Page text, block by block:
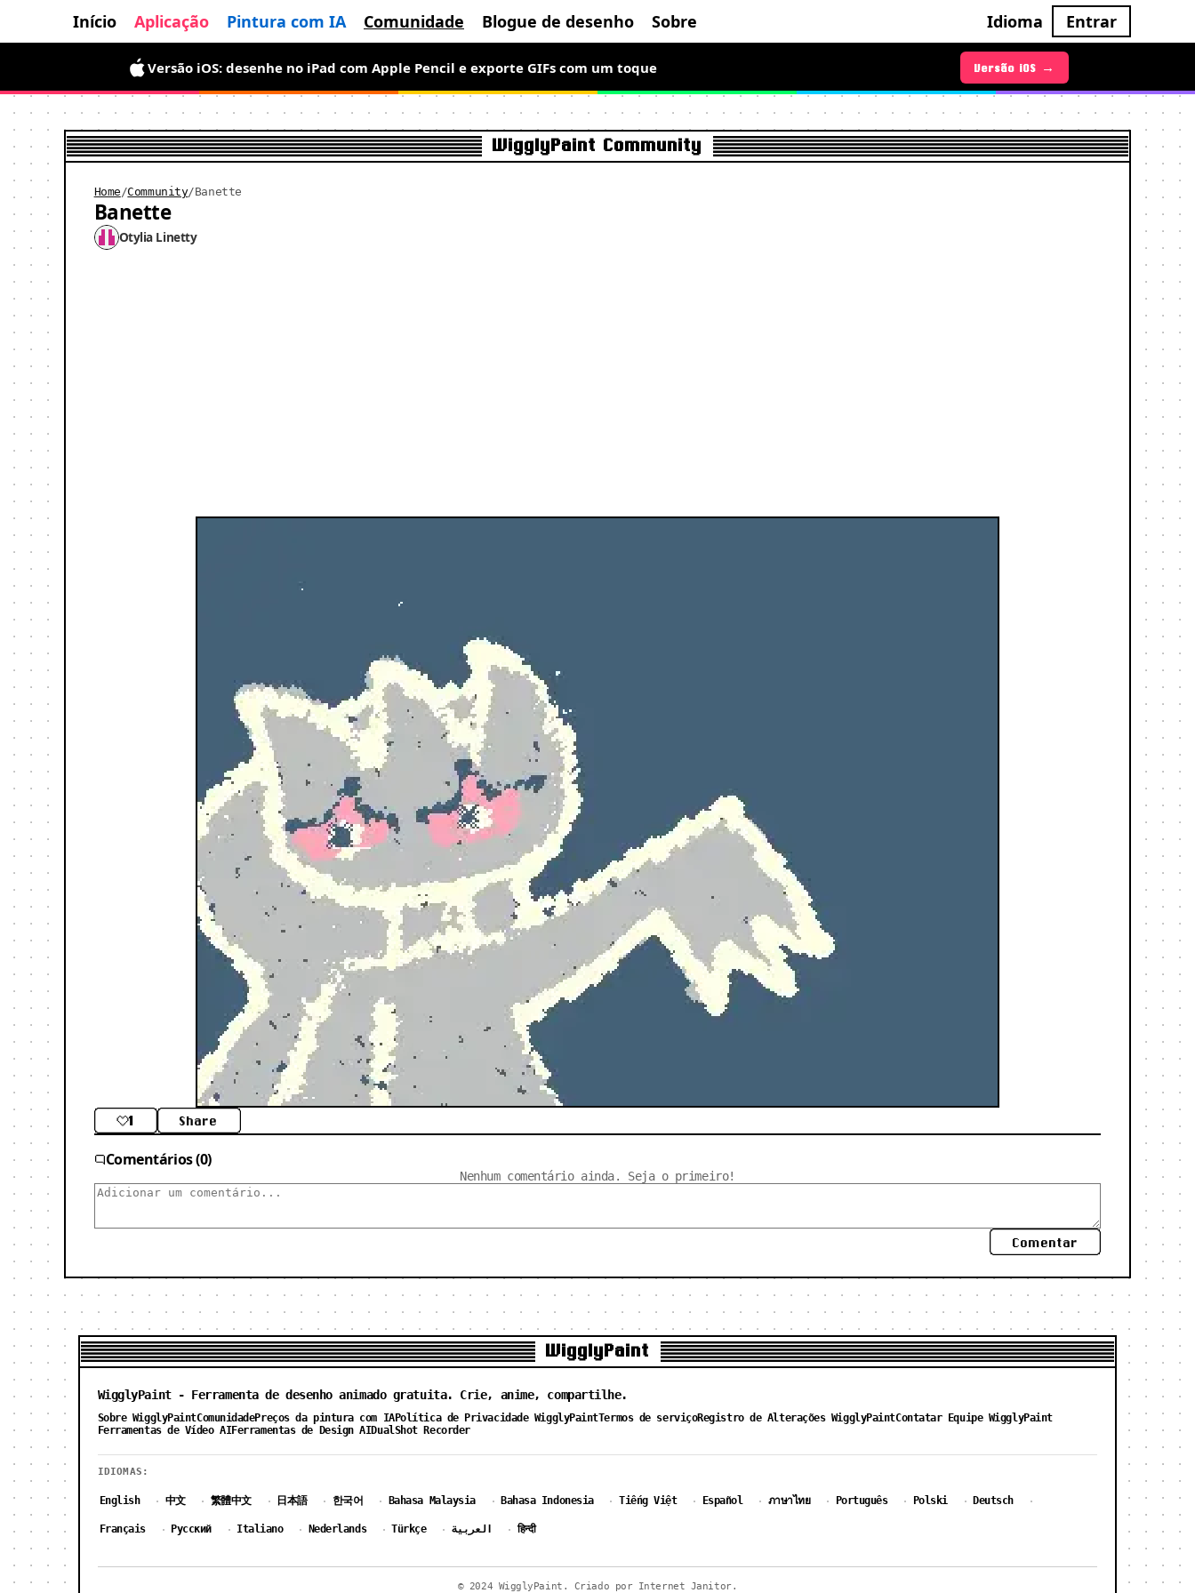
Início Aplicação Pintura com IA Comunidade Blogue de desenho Sobre Idioma Entrar
Versão Android →
Versão iOS: desenhe no iPad com Apple Pencil e exporte GIFs com um toque Versão iOS →
WigglyPaint Community
Home /Community/Banette
Banette
Otylia Linetty
1 Share
Comentários (0)
Nenhum comentário ainda. Seja o primeiro!
Comentar
WigglyPaint
WigglyPaint - Ferramenta de desenho animado gratuita. Crie, anime, compartilhe.
Sobre WigglyPaintComunidadePreços da pintura com IAPolítica de Privacidade WigglyPaintTermos de serviçoRegistro de Alterações WigglyPaintContatar Equipe WigglyPaint
Ferramentas de Vídeo AIFerramentas de Design AIDualShot Recorder
IDIOMAS:
English · 中文 · 繁體中文 · 日本語 · 한국어 · Bahasa Malaysia · Bahasa Indonesia · Tiếng Việt · Español · ภาษาไทย · Português · Polski · Deutsch ·
Français · Русский · Italiano · Nederlands · Türkçe · العربية · हिन्दी
© 2024 WigglyPaint. Criado por Internet Janitor.